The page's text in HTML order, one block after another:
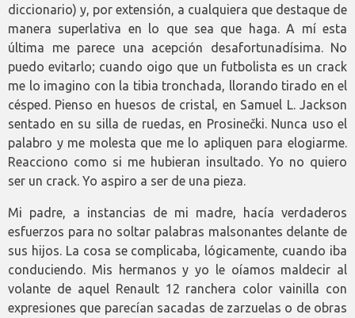
diccionario) y, por extensión, a cualquiera que destaque de
manera superlativa en lo que sea que haga. A mí esta
última me parece una acepción desafortunadísima. No
puedo evitarlo; cuando oigo que un futbolista es un crack
me lo imagino con la tibia tronchada, llorando tirado en el
césped. Pienso en huesos de cristal, en Samuel L. Jackson
sentado en su silla de ruedas, en Prosinečki. Nunca uso el
palabro y me molesta que me lo apliquen para elogiarme.
Reacciono como si me hubieran insultado. Yo no quiero
ser un crack. Yo aspiro a ser de una pieza.
Mi padre, a instancias de mi madre, hacía verdaderos
esfuerzos para no soltar palabras malsonantes delante de
sus hijos. La cosa se complicaba, lógicamente, cuando iba
conduciendo. Mis hermanos y yo le oíamos maldecir al
volante de aquel Renault 12 ranchera color vainilla con
expresiones que parecían sacadas de zarzuelas o de obras